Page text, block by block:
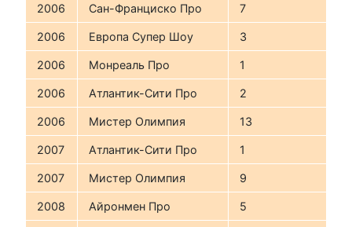
2006 Сан-Франциско Про 7
2006 Европа Супер Шоу 3
2006 Монреаль Про 1
2006 Атлантик-Сити Про 2
2006 Мистер Олимпия 13
2007 Атлантик-Сити Про 1
2007 Мистер Олимпия 9
2008 Айронмен Про 5